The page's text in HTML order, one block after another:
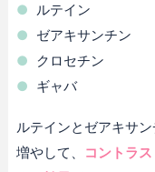
ルテイン
ゼアキサンチン
クロセチン
ギャバ
ルテインとゼアキサ
増やして、
コントラ